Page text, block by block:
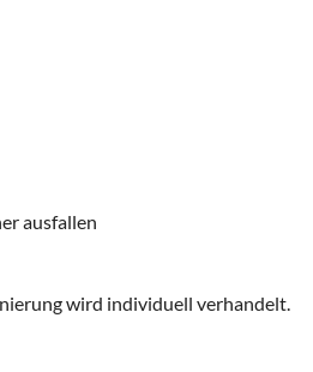
ausfallen
wird individuell verhandelt.